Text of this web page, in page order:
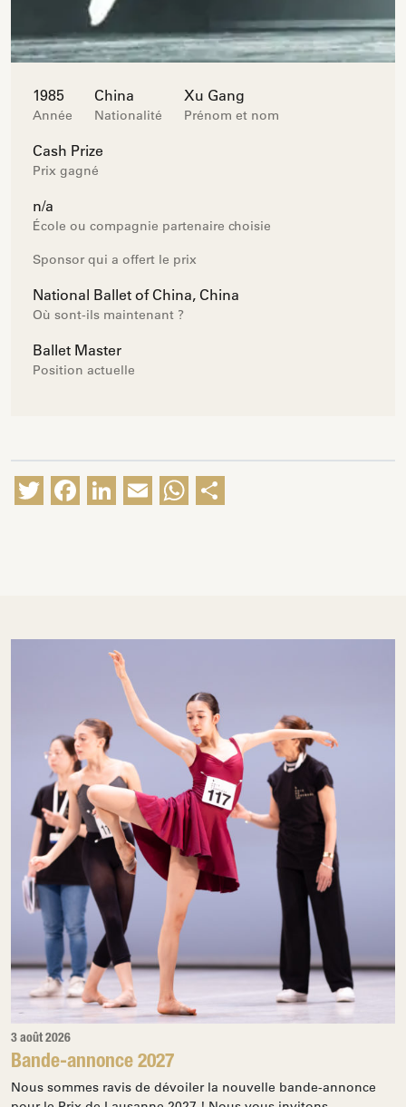
1985
Année
China
Nationalité
Xu Gang
Prénom et nom
Cash Prize
Prix gagné
n/a
École ou compagnie partenaire choisie
Sponsor qui a offert le prix
National Ballet of China, China
Où sont-ils maintenant ?
Ballet Master
Position actuelle
Twitter
Facebook
LinkedIn
EmailWhatsApp
3 août 2026
Bande-annonce 2027
Nous sommes ravis de dévoiler la nouvelle bande-annonce